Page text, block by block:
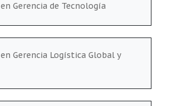
Gerencia de Tecnología
Gerencia Logística Global y